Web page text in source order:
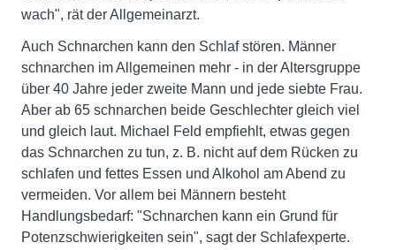
wach", rät der Allgemeinarzt.
Auch Schnarchen kann den Schlaf stören. Männer
schnarchen im Allgemeinen mehr - in der Altersgruppe
über 40 Jahre jeder zweite Mann und jede siebte Frau.
Aber ab 65 schnarchen beide Geschlechter gleich viel
und gleich laut. Michael Feld empfiehlt, etwas gegen
das Schnarchen zu tun, z. B. nicht auf dem Rücken zu
schlafen und fettes Essen und Alkohol am Abend zu
vermeiden. Vor allem bei Männern besteht
Handlungsbedarf: "Schnarchen kann ein Grund für
Potenzschwierigkeiten sein", sagt der Schlafexperte.